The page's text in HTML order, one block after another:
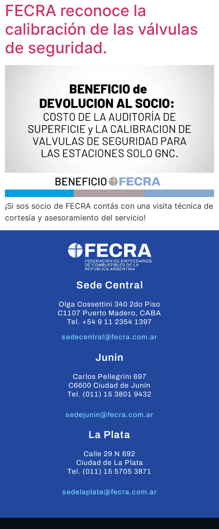
FECRA reconoce la
calibración de las válvulas
de seguridad.
¡Si sos socio de FECRA contás con una visita técnica de
cortesía y asesoramiento del servicio!
Sede Central
Olga Cossettini 340 2do Piso
C1107 Puerto Madero, CABA
Tel. +54 9 11 2354 1397
sedecentral@fecra.com.ar
Junin
Carlos Pellegrini 697
C6600 Ciudad de Junín
Tel. (011) 15 3801 9432
sedejunin@fecra.com.ar
La Plata
Calle 29 N 692
Ciudad de La Plata
Tel. (011) 15 5705 3871
sedelaplata@fecra.com.ar